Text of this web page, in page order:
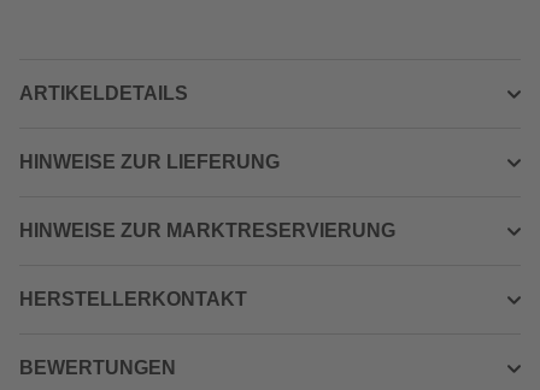
ARTIKELDETAILS
HINWEISE ZUR LIEFERUNG
HINWEISE ZUR MARKTRESERVIERUNG
HERSTELLERKONTAKT
BEWERTUNGEN